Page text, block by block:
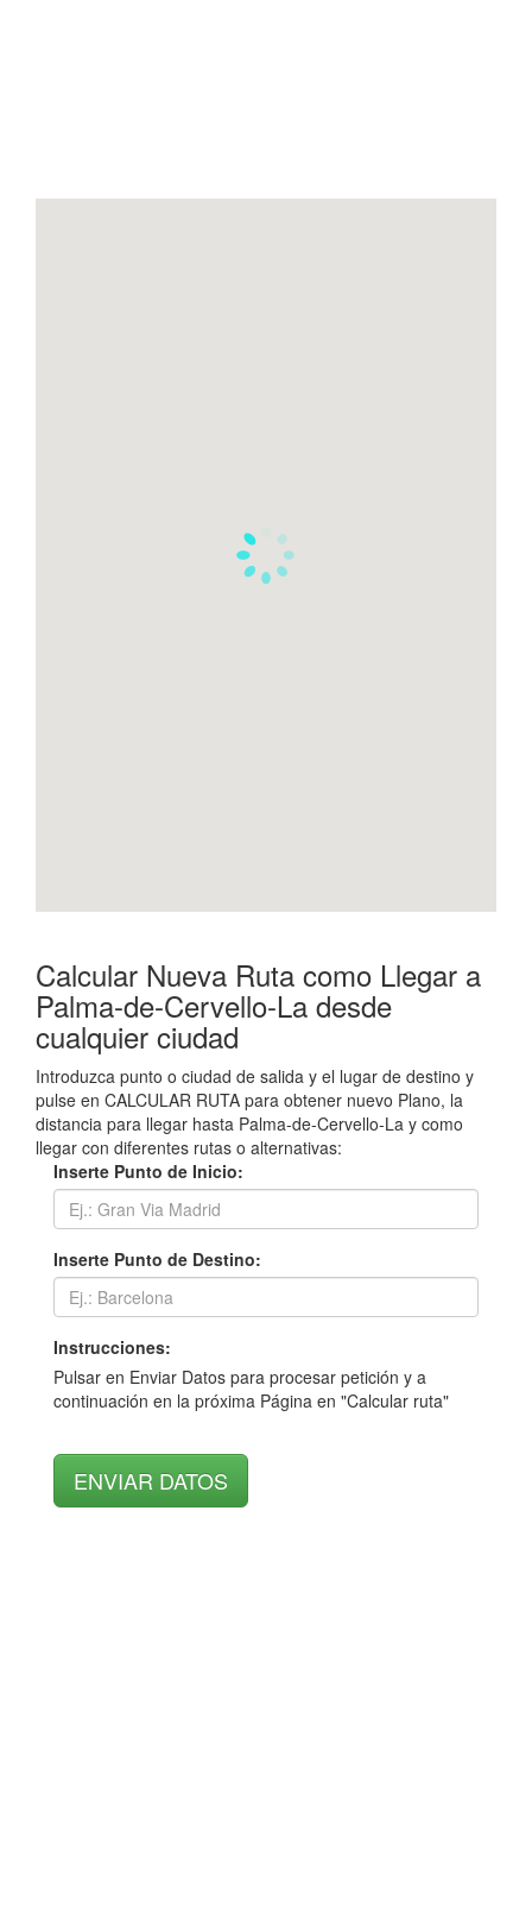
Calcular Nueva Ruta como Llegar a
Palma-de-Cervello-La desde
cualquier ciudad
Introduzca punto o ciudad de salida y el lugar de destino y
pulse en CALCULAR RUTA para obtener nuevo Plano, la
distancia para llegar hasta Palma-de-Cervello-La y como
llegar con diferentes rutas o alternativas:
Inserte Punto de Inicio:
Inserte Punto de Destino:
Instrucciones:
Pulsar en Enviar Datos para procesar petición y a
continuación en la próxima Página en "Calcular ruta"